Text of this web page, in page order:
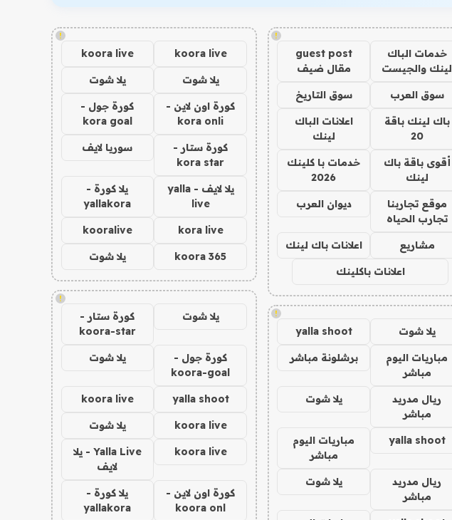
!
خدمات الباك
لينك والجيست
guest post
مقال ضيف
سوق العرب سوق التاريخ
باك لينك باقة
20
اعلانات الباك
لينك
أقوى باقة باك
لينك
خدمات با كلينك
2026
موقع تجاربنا
تجارب الحياه
ديوان العرب
مشاريع اعلانات باك لينك
اعلانات باكلينك
!
يلا شوت yalla shoot
مباريات اليوم
مباشر
برشلونة مباشر
ريال مدريد
مباشر
يلا شوت
yalla shoot
مباريات اليوم
مباشر
ريال مدريد
مباشر
يلا شوت
!
koora live
koora live
يلا شوت يلا شوت
كورة اون لاين -
kora onli
كورة جول -
kora goal
كورة ستار -
kora star
سوريا لايف
يلا لايف - yalla
live
يلا كورة -
yallakora
kora live
kooralive
koora 365 يلا شوت
!
يلا شوت
كورة ستار -
koora-star
كورة جول -
koora-goal
يلا شوت
yalla shoot
koora live
koora live يلا شوت
koora live
Yalla Live - يلا
لايف
كورة اون لاين -
koora onl
يلا كورة -
yallakora